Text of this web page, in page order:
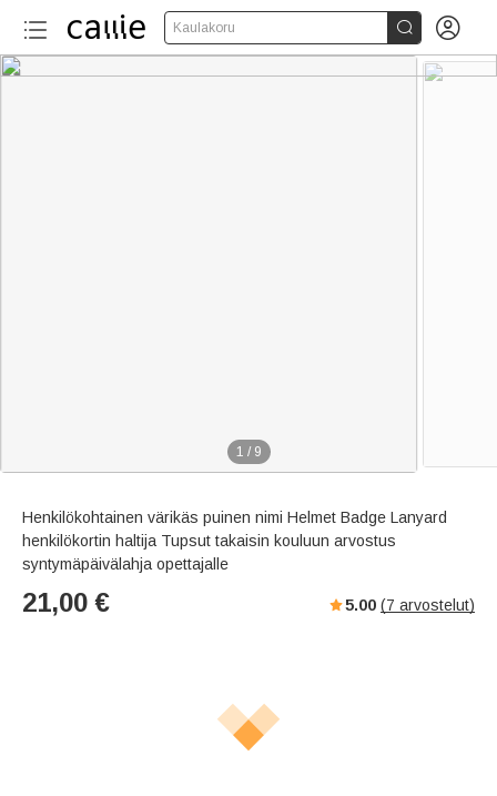
Kaulakoru  
1 / 9
Henkilökohtainen värikäs puinen nimi Helmet Badge Lanyard
henkilökortin haltija Tupsut takaisin kouluun arvostus
syntymäpäivälahja opettajalle
21,00 € 5.00 (7 arvostelut)